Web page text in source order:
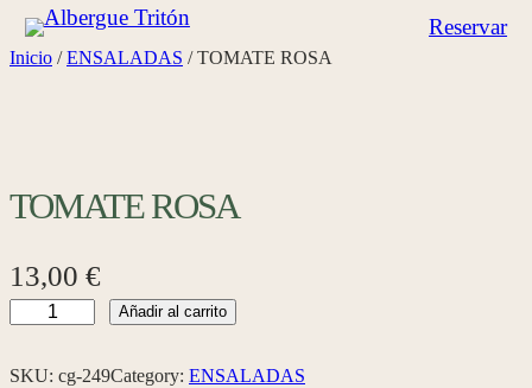
Saltar
al
Reservar
Inicio /ENSALADAS / TOMATE ROSA
TOMATE ROSA
13,00 €
M
Añadir al carrito
SKU: cg-249Category: ENSALADAS